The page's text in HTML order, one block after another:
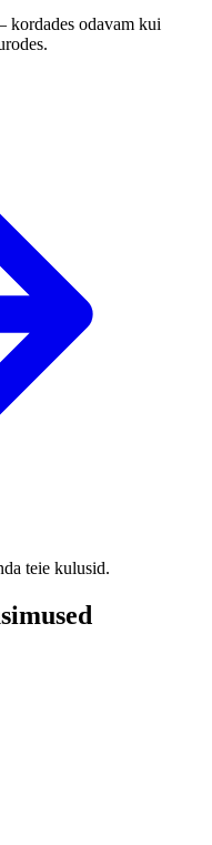
odavam kui
teie kulusid.